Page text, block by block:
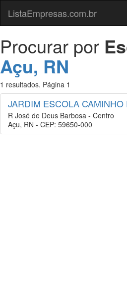
ListaEmpresas.com.br
Procurar por
Açu, RN
1 resultados. Página 1
JARDIM ESCOLA
R José de Deus Barbosa - Centro
Açu, RN - CEP: 59650-000